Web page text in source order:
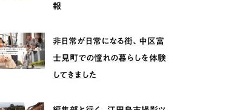
報
非日常が日常になる街、中区富
士見町での憧れの暮らしを体験
してきました